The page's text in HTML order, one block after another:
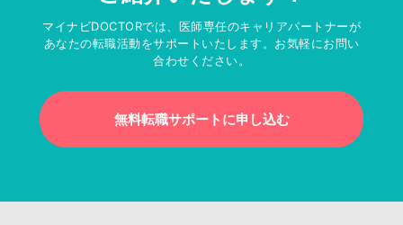
マイナビDOCTORでは、医師専任のキャリアパートナーが
あなたの転職活動をサポートいたします。お気軽にお問い
合わせください。
無料転職サポートに申し込む